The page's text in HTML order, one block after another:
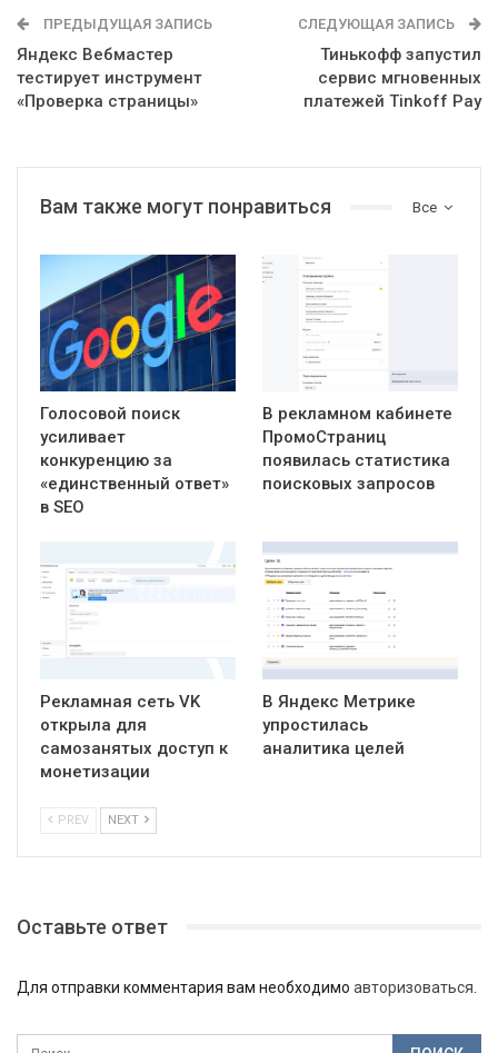
ПРЕДЫДУЩАЯ ЗАПИСЬ
Яндекс Вебмастер
тестирует инструмент
«Проверка страницы»
СЛЕДУЮЩАЯ ЗАПИСЬ
Тинькофф запустил
сервис мгновенных
платежей Tinkoff Pay
Все
Вам также могут понравиться
Голосовой поиск
усиливает
конкуренцию за
«единственный ответ»
в SEO
В рекламном кабинете
ПромоСтраниц
появилась статистика
поисковых запросов
Рекламная сеть VK
открыла для
самозанятых доступ к
монетизации
В Яндекс Метрике
упростилась
аналитика целей
PREV NEXT
Оставьте ответ
Для отправки комментария вам необходимо авторизоваться